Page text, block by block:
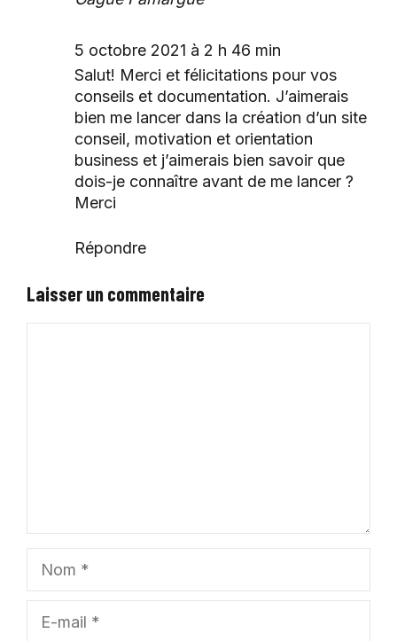
5 octobre 2021 à 2 h 46 min
Salut! Merci et félicitations pour vos
conseils et documentation. J’aimerais
bien me lancer dans la création d’un site
conseil, motivation et orientation
business et j’aimerais bien savoir que
dois-je connaître avant de me lancer ?
Merci
Répondre
Laisser un commentaire
mail